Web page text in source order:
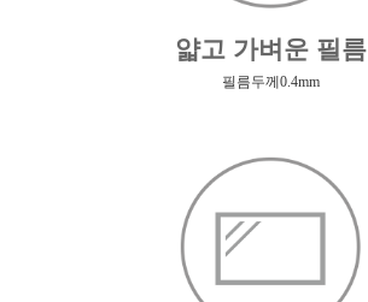
얇고 가벼운 필름
필름두께0.4mm